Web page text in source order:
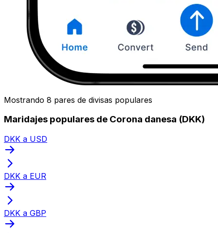
Mostrando 8 pares de divisas populares
Maridajes populares de Corona danesa (DKK)
DKK a USD
DKK a EUR
DKK a GBP